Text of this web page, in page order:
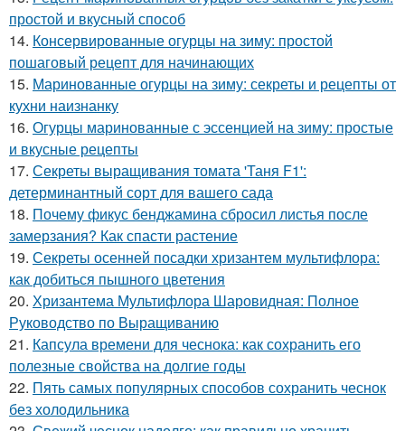
простой и вкусный способ
14. Консервированные огурцы на зиму: простой
пошаговый рецепт для начинающих
15. Маринованные огурцы на зиму: секреты и рецепты от
кухни наизнанку
16. Огурцы маринованные с эссенцией на зиму: простые
и вкусные рецепты
17. Секреты выращивания томата 'Таня F1':
детерминантный сорт для вашего сада
18. Почему фикус бенджамина сбросил листья после
замерзания? Как спасти растение
19. Секреты осенней посадки хризантем мультифлора:
как добиться пышного цветения
20. Хризантема Мультифлора Шаровидная: Полное
Руководство по Выращиванию
21. Капсула времени для чеснока: как сохранить его
полезные свойства на долгие годы
22. Пять самых популярных способов сохранить чеснок
без холодильника